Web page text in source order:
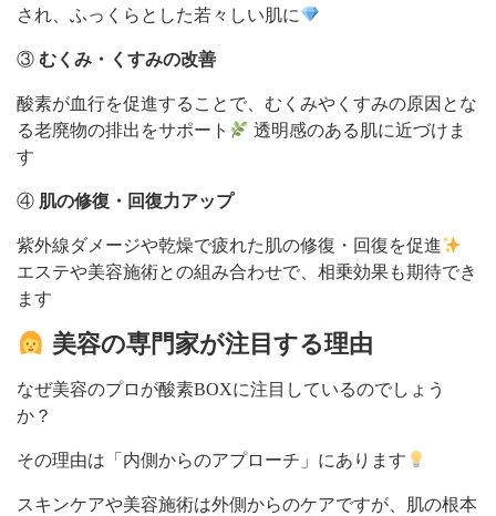
され、ふっくらとした若々しい肌に
③ むくみ・くすみの改善
酸素が血行を促進することで、むくみやくすみの原因とな
る老廃物の排出をサポート
透明感のある肌に近づけま
す
④ 肌の修復・回復力アップ
紫外線ダメージや乾燥で疲れた肌の修復・回復を促進
エステや美容施術との組み合わせで、相乗効果も期待でき
ます
美容の専門家が注目する理由
なぜ美容のプロが酸素BOXに注目しているのでしょう
か？
その理由は「内側からのアプローチ」にあります
スキンケアや美容施術は外側からのケアですが、肌の根本